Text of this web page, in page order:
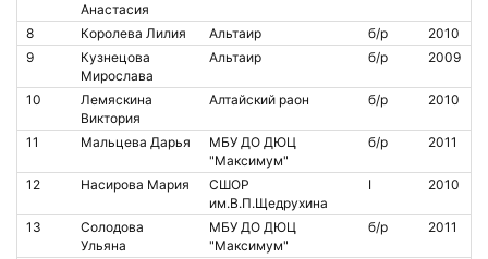
Анастасия
8 Королева Лилия Альтаир б/р
2010
9
Кузнецова
Мирослава
Альтаир б/р 2009
10
Лемяскина
Виктория
Алтайский раон б/р 2010
11 Мальцева Дарья
МБУ ДО ДЮЦ
"Максимум"
б/р 2011
12 Насирова Мария
СШОР
им.В.П.Щедрухина
I 2010
13
Солодова
Ульяна
МБУ ДО ДЮЦ
"Максимум"
б/р 2011